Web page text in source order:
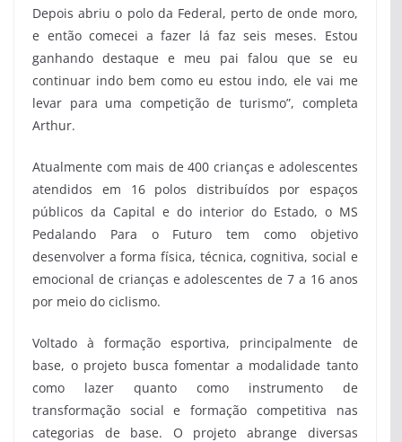
Depois abriu o polo da Federal, perto de onde moro,
e então comecei a fazer lá faz seis meses. Estou
ganhando destaque e meu pai falou que se eu
continuar indo bem como eu estou indo, ele vai me
levar para uma competição de turismo”, completa
Arthur.
Atualmente com mais de 400 crianças e adolescentes
atendidos em 16 polos distribuídos por espaços
públicos da Capital e do interior do Estado, o MS
Pedalando Para o Futuro tem como objetivo
desenvolver a forma física, técnica, cognitiva, social e
emocional de crianças e adolescentes de 7 a 16 anos
por meio do ciclismo.
Voltado à formação esportiva, principalmente de
base, o projeto busca fomentar a modalidade tanto
como lazer quanto como instrumento de
transformação social e formação competitiva nas
categorias de base. O projeto abrange diversas